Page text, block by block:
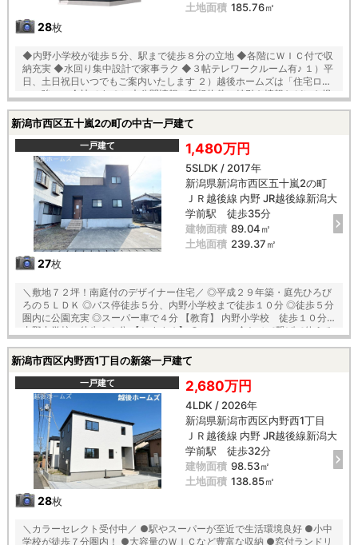
28枚
土地面積 185.76㎡
◆内野小学校が徒歩５分、駅まで徒歩８分の立地 ◆各階にＷＩＣ付で収
納充実 ◆水回り集中設計で家事ラク ◆３帖テレワークルーム有♪ １）平
日、土日祝日いつでもご案内いたします ２）越後ホームズは「住宅ロー
ンに強い」会社です ３）未公開情報（新規物件、値引き情報など）も提
の外壁サイディング ■地震に強い「耐震等級３」の家！ ■厳しい第三者
機関検査による「住宅性能評価」W取得！ ■「ベタ基礎」「地盤改良工
事」実施！ ■安心の建物１０年保証（最大３５年まで延長可） ■年中無
休のアフターサービスコールセンター設置 ■浴室乾燥機で天候に左右さ
れずお洗濯が可能 【教育】 内野小学校 徒歩５分 内野中学校 徒歩１
４分
新潟市西区五十嵐2の町の中古一戸建て
一戸建て
27枚
1,480万円
5SLDK / 2017年
新潟県新潟市西区五十嵐2の町
ＪＲ越後線 内野 JR越後線新潟大
学前駅 徒歩35分
建物面積 89.04㎡
土地面積 239.37㎡
＼敷地７２坪！南庭付のデザイナー住宅／ ◎平成２９年築・庭先ひろび
ろの５ＬＤＫ ◎バス停徒歩５分、内野小学校まで徒歩１０分 ◎徒歩５分
圏内に公園充実 ◎スーパー車で４分 【教育】 内野小学校 徒歩１０分
内野中学校 徒歩２０分 【おすすめ】 ○シーンに合わせて繋げて使える
クッキングヒーター 〇リビングにはエアコン完備！全居室照明や網戸付
きで設備充実♪
新潟市西区内野西1丁目の新築一戸建て
一戸建て
28枚
2,680万円
4LDK / 2026年
新潟県新潟市西区内野西1丁目
ＪＲ越後線 内野 JR越後線新潟大
学前駅 徒歩32分
建物面積 98.53㎡
土地面積 138.85㎡
＼カラーセレクト受付中／ ●駅やスーパーが至近で生活環境良好 ●小中
学校が徒歩７分圏内！ ●大容量のＷＩＣなど豊富な収納 ●窓付ランドリ